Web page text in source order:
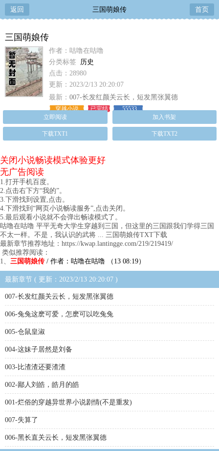
返回 三国萌娘传 首页
三国萌娘传
作者：咕噜在咕噜
分类标签 历史
点击：28980
更新：2023/2/13 20:20:07
最新： 007-长发红颜关云长，短发黑张翼德
穿越小说 已完结
55533
立即阅读
加入书架
下载TXT1 下载TXT2
关闭小说畅读模式体验更好
无广告阅读
1.打开手机百度。
2.点击右下方“我的”。
3.下滑找到设置,点击。
4.下滑找到“网页小说畅读服务”,点击关闭。
5.最后观看小说就不会弹出畅读模式了。
咕噜在咕噜 平平无奇大学生穿越到三国，但这里的三国跟我们学得三国
不太一样。不是，我认识的武将 ... 三国萌娘传TXT下载
最新章节推荐地址：https://kwap.lantingge.com/219/219419/
类似推荐阅读：
1、 三国萌娘传 / 作者：咕噜在咕噜 （13 08:19）
最新章节 ( 更新：2023/2/13 20:20:07 )
007-长发红颜关云长，短发黑张翼德
006-兔兔这麽可爱，怎麽可以吃兔兔
005-仓鼠皇淑
004-这妹子居然是刘备
003-比渣渣还要渣渣
002-鄙人刘皓，皓月的皓
001-烂俗的穿越异世界小说剧情(不是重发)
007-失算了
006-黑长直关云长，短发黑张翼德